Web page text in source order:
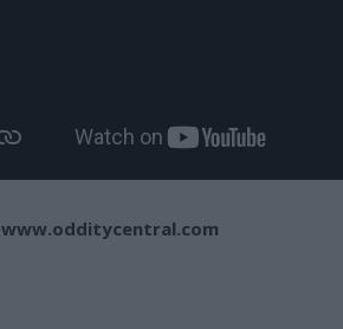
www.odditycentral.com